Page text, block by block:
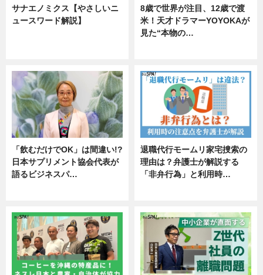
サナエノミクス【やさしいニ
ュースワード解説】
8歳で世界が注目、12歳で渡
米！天才ドラマーYOYOKAが
見た“本物の…
「飲むだけでOK」は間違い!?
日本サプリメント協会代表が
語るビジネスパ…
退職代行モームリ家宅捜索の
理由は？弁護士が解説する
「非弁行為」と利用時…